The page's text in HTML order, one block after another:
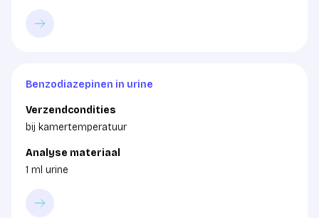
Benzodiazepinen in urine
Verzendcondities
bij kamertemperatuur
Analyse materiaal
1 ml urine